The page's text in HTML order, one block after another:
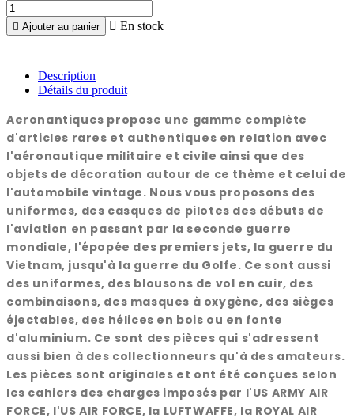
 Ajouter au panier  En stock
Description
Détails du produit
Aeronantiques propose une gamme complète
d'articles rares et authentiques en relation avec
l'aéronautique militaire et civile ainsi que des
objets de décoration autour de ce thème et celui de
l'automobile vintage. Nous vous proposons des
uniformes, des casques de pilotes des débuts de
l'aviation en passant par la seconde guerre
mondiale, l'épopée des premiers jets, la guerre du
Vietnam, jusqu'à la guerre du Golfe. Ce sont aussi
des uniformes, des blousons de vol en cuir, des
combinaisons, des masques à oxygène, des sièges
éjectables, des hélices en bois ou en fonte
d'aluminium. Ce sont des pièces qui s'adressent
aussi bien à des collectionneurs qu'à des amateurs.
Les pièces sont originales et ont été conçues selon
les cahiers des charges imposés par l'US ARMY AIR
FORCE, l'US AIR FORCE, la LUFTWAFFE, la ROYAL AIR